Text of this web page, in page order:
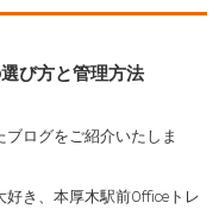
び方と管理方法
ログをご紹介いたしま
き、本厚木駅前Officeトレ